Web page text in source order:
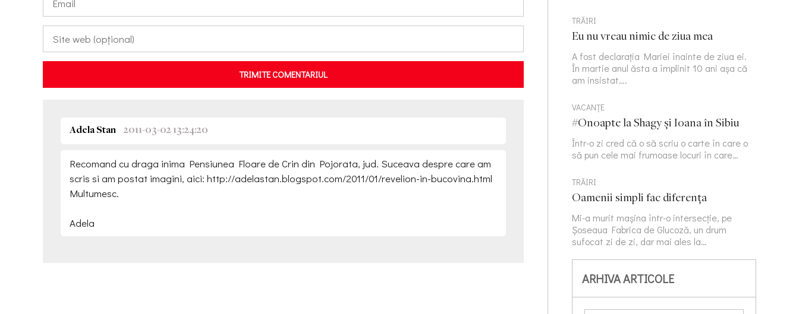
TRIMITE COMENTARIUL
Adela Stan 2011-03-02 13:24:20
Recomand cu draga inima Pensiunea Floare de Crin din Pojorata, jud. Suceava despre care am
scris si am postat imagini, aici: http://adelastan.blogspot.com/2011/01/revelion-in-bucovina.html
Multumesc.
Adela
TRĂIRI
Eu nu vreau nimic de ziua mea
A fost declarația Mariei înainte de ziua ei.
În martie anul ăsta a împlinit 10 ani așa că
am insistat….
VACANȚE
#Onoapte la Shagy și Ioana în Sibiu
Într-o zi cred că o să scriu o carte în care o
să pun cele mai frumoase locuri în care…
TRĂIRI
Oamenii simpli fac diferența
Mi-a murit mașina într-o intersecție, pe
Șoseaua Fabrica de Glucoză, un drum
sufocat zi de zi, dar mai ales la…
ARHIVA ARTICOLE